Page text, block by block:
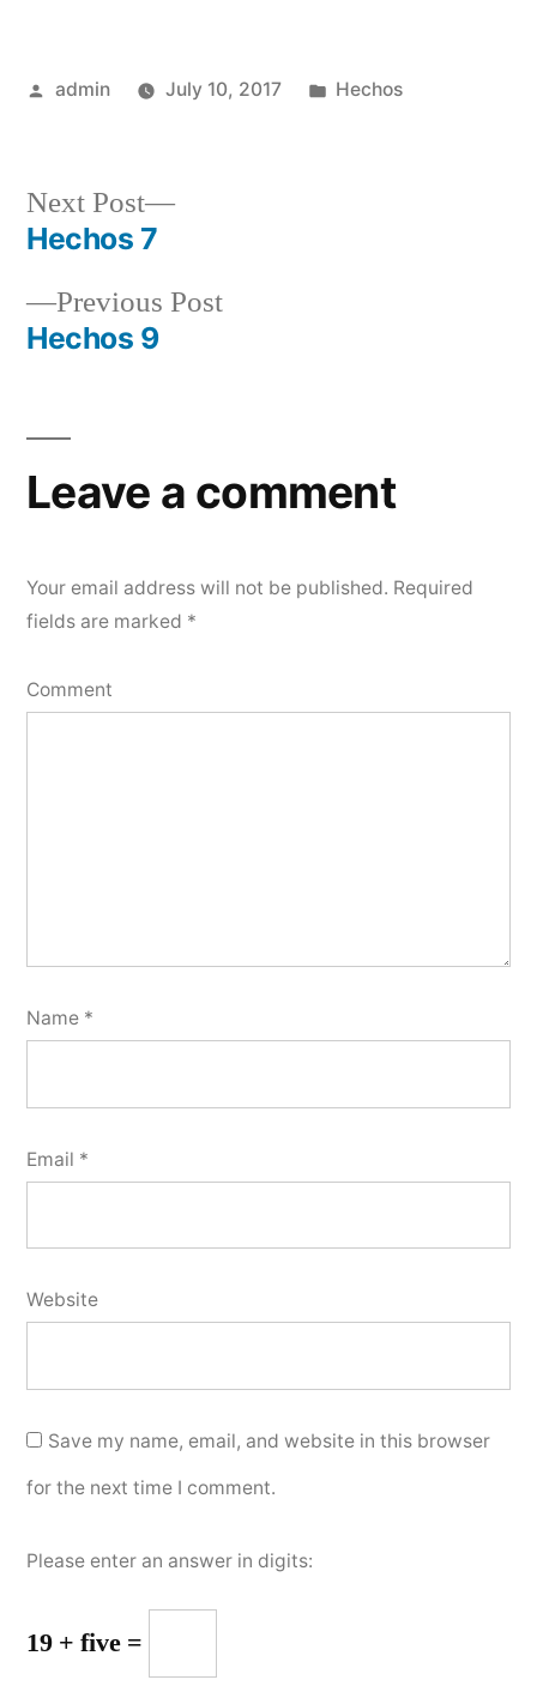
Posted
admin July 10, 2017
Posted
Hechos
Post
navigation
Previous PostPrevious
Hechos 9
Next Post
Next
Hechos 7
Leave a comment
Your email address will not be published. Required
fields are marked *
Comment
Name *
Email *
Website
Save my name, email, and website in this browser
for the next time I comment.
Please enter an answer in digits:
19 + five =